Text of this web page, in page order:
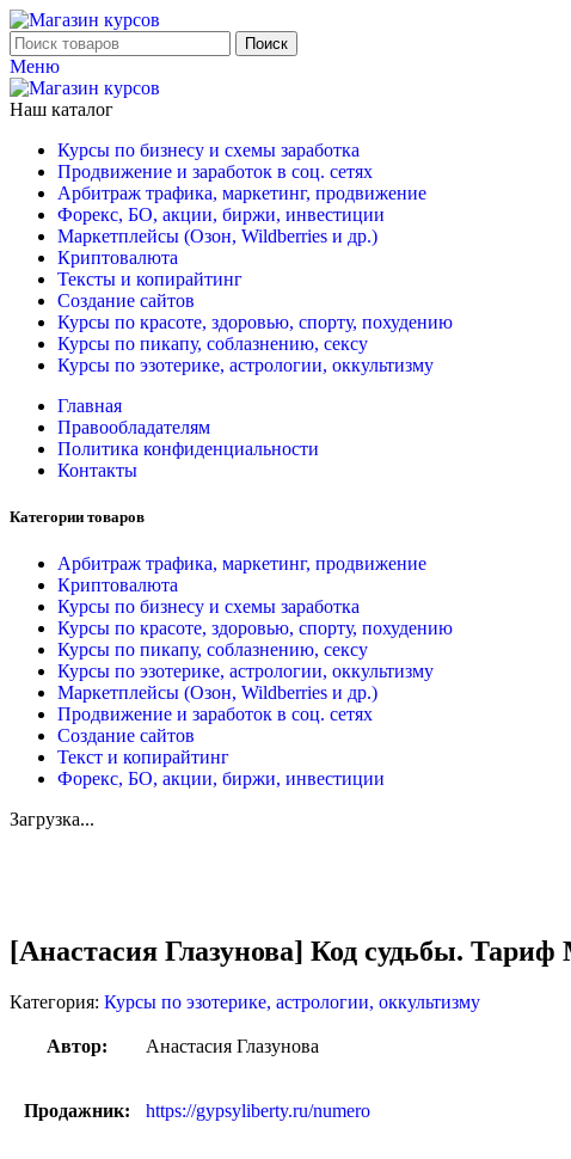
Поиск
Меню
Наш каталог
Курсы по бизнесу и схемы заработка
Продвижение и заработок в соц. сетях
Арбитраж трафика, маркетинг, продвижение
Форекс, БО, акции, биржи, инвестиции
Маркетплейсы (Озон, Wildberries и др.)
Криптовалюта
Тексты и копирайтинг
Создание сайтов
Курсы по красоте, здоровью, спорту, похудению
Курсы по пикапу, соблазнению, сексу
Курсы по эзотерике, астрологии, оккультизму
Главная
Правообладателям
Политика конфиденциальности
Контакты
Категории товаров
Арбитраж трафика, маркетинг, продвижение
Криптовалюта
Курсы по бизнесу и схемы заработка
Курсы по красоте, здоровью, спорту, похудению
Курсы по пикапу, соблазнению, сексу
Курсы по эзотерике, астрологии, оккультизму
Маркетплейсы (Озон, Wildberries и др.)
Продвижение и заработок в соц. сетях
Создание сайтов
Текст и копирайтинг
Форекс, БО, акции, биржи, инвестиции
Загрузка...
[Анастасия Глазунова] Код судьбы. Тариф
Категория: Курсы по эзотерике, астрологии, оккультизму
Автор: Анастасия Глазунова
Продажник: https://gypsyliberty.ru/numero